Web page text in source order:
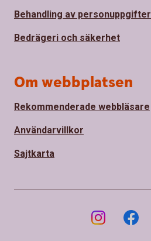
Behandling av personuppgifter
Bedrägeri och säkerhet
Om webbplatsen
Rekommenderade webbläsare
Användarvillkor
Sajtkarta